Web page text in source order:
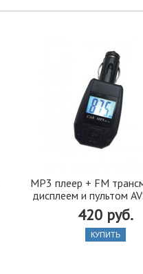
MP3 плеер + FM
дисплеем и пультом
420 руб.
КУПИТЬ